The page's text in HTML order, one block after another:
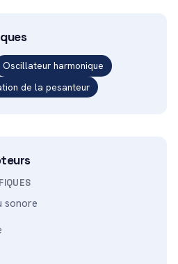
Oscillateur harmonique
de la pesanteur
sonore